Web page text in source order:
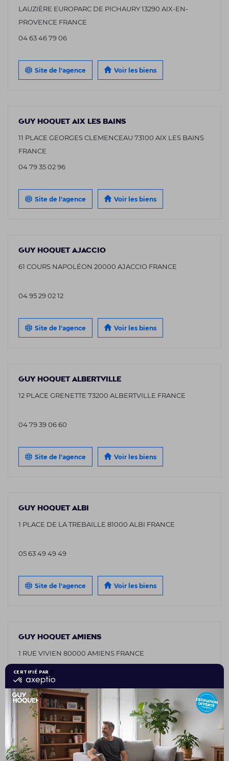
LAUZIÈRE EUROPARC DE PICHAURY 13290 AIX-EN-
PROVENCE FRANCE
04 63 46 79 06
Site de l'agence Voir les biens
GUY HOQUET AIX LES BAINS
11 PLACE GEORGES CLEMENCEAU 73100 AIX LES BAINS
FRANCE
04 79 35 02 96
Site de l'agence Voir les biens
GUY HOQUET AJACCIO
61 COURS NAPOLÉON 20000 AJACCIO FRANCE
04 95 29 02 12
Site de l'agence Voir les biens
GUY HOQUET ALBERTVILLE
12 PLACE GRENETTE 73200 ALBERTVILLE FRANCE
04 79 39 06 60
Site de l'agence Voir les biens
GUY HOQUET ALBI
1 PLACE DE LA TREBAILLE 81000 ALBI FRANCE
05 63 49 49 49
Site de l'agence Voir les biens
GUY HOQUET AMIENS
1 RUE VIVIEN 80000 AMIENS FRANCE
03 75 08 95 26
Site de l'agence Voir les biens